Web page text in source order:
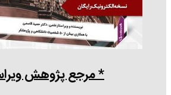
* مرجع پژوهش